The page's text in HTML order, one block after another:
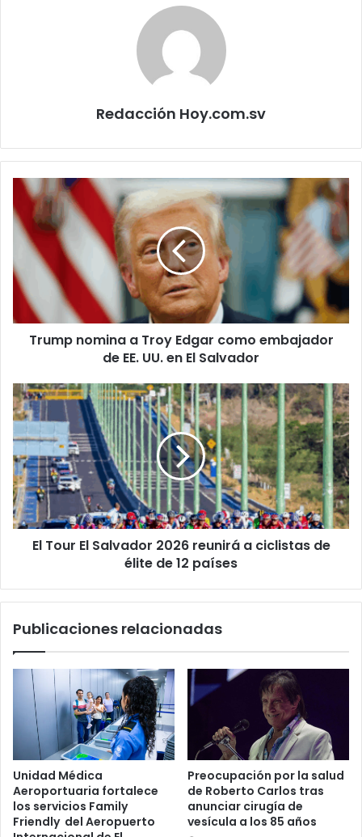
Redacción Hoy.com.sv
Trump
nomina
a
Troy
Edgar
como
embajador
EE.
UU.
Salvador
Trump nomina a Troy Edgar como embajador
de EE. UU. en El Salvador
El
Tour
El
Salvador
2026
reunirá
a
ciclistas
de
éliteEl Tour El Salvador 2026 reunirá a ciclistas de
élite de 12 países
Publicaciones relacionadas
Unidad Médica
Aeroportuaria fortalece
los servicios Family
Friendly del Aeropuerto
Preocupación por la salud
de Roberto Carlos tras
anunciar cirugía de
vesícula a los 85 años